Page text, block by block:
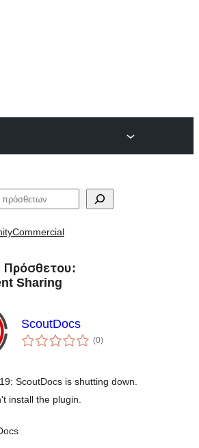
Commercial
Πρόσθετου:
Sharing
ScoutDocs
(0αξιολογήσεις
σύνολο
)
ScoutDocs is shutting down.
install the plugin.